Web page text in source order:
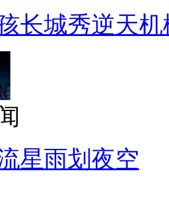
长城秀逆天机
星雨划夜空